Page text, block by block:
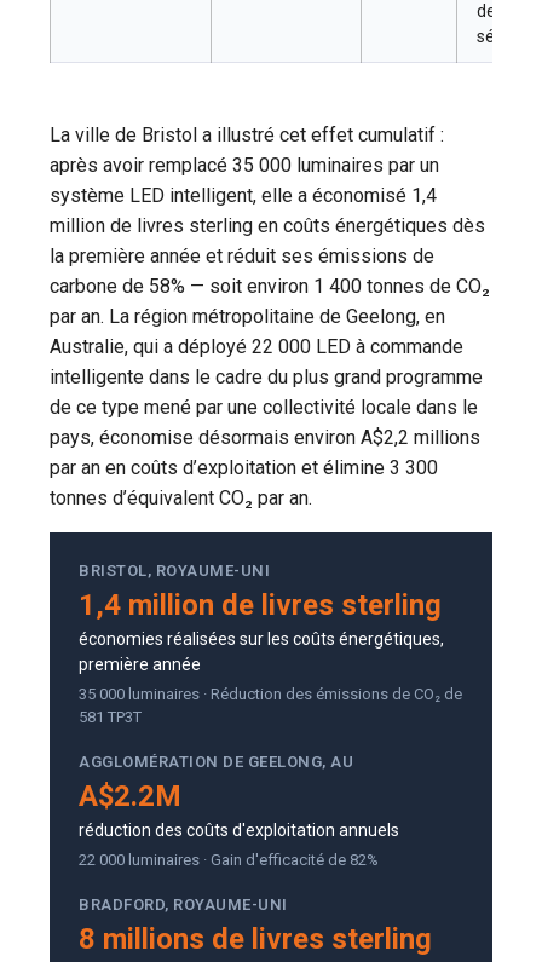
de
sécurité
La ville de Bristol a illustré cet effet cumulatif :
après avoir remplacé 35 000 luminaires par un
système LED intelligent, elle a économisé 1,4
million de livres sterling en coûts énergétiques dès
la première année et réduit ses émissions de
carbone de 58% — soit environ 1 400 tonnes de CO₂
par an. La région métropolitaine de Geelong, en
Australie, qui a déployé 22 000 LED à commande
intelligente dans le cadre du plus grand programme
de ce type mené par une collectivité locale dans le
pays, économise désormais environ A$2,2 millions
par an en coûts d’exploitation et élimine 3 300
tonnes d’équivalent CO₂ par an.
BRISTOL, ROYAUME-UNI
1,4 million de livres sterling
économies réalisées sur les coûts énergétiques,
première année
35 000 luminaires · Réduction des émissions de CO₂ de
581 TP3T
AGGLOMÉRATION DE GEELONG, AU
A$2.2M
réduction des coûts d'exploitation annuels
22 000 luminaires · Gain d'efficacité de 82%
BRADFORD, ROYAUME-UNI
8 millions de livres sterling